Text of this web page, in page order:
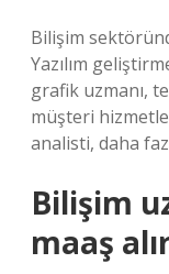
Bilişim
Yazılım
grafik uzmanı,
müşteri
analisti, daha
Bilişim
maaş